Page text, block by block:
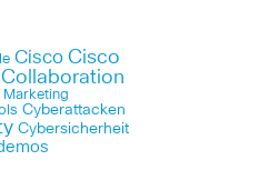
Cisco Cisco
Collaboration
Cyberattacken
Cybersicherheit